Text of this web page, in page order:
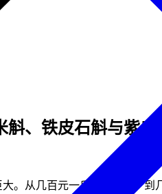
、铁皮石斛与紫皮
。从几百元一斤的“紫皮”，到